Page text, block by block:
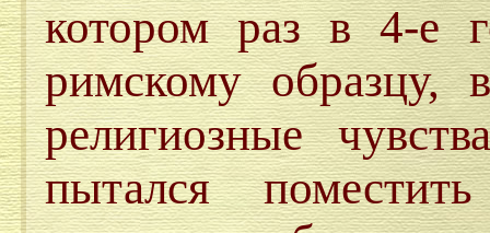
котором раз в 4-е
римскому образцу,
религиозные
пытался